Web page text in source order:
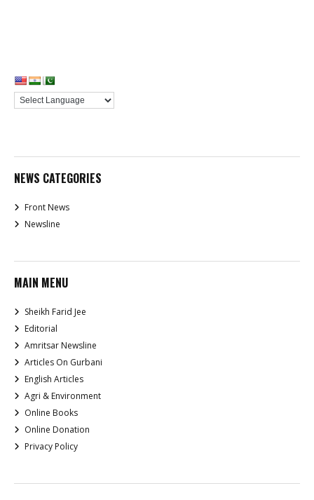
NEWS CATEGORIES
Front News
Newsline
MAIN MENU
Sheikh Farid Jee
Editorial
Amritsar Newsline
Articles On Gurbani
English Articles
Agri & Environment
Online Books
Online Donation
Privacy Policy